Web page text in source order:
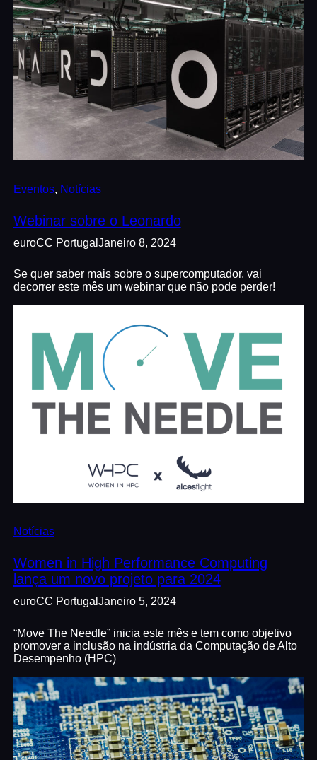
Eventos, Notícias
Webinar sobre o Leonardo
euroCC Portugal Janeiro 8, 2024
Se quer saber mais sobre o supercomputador, vai
decorrer este mês um webinar que não pode perder!
Notícias
Women in High Performance Computing
lança um novo projeto para 2024
euroCC Portugal Janeiro 5, 2024
“Move The Needle” inicia este mês e tem como objetivo
promover a inclusão na indústria da Computação de Alto
Desempenho (HPC)